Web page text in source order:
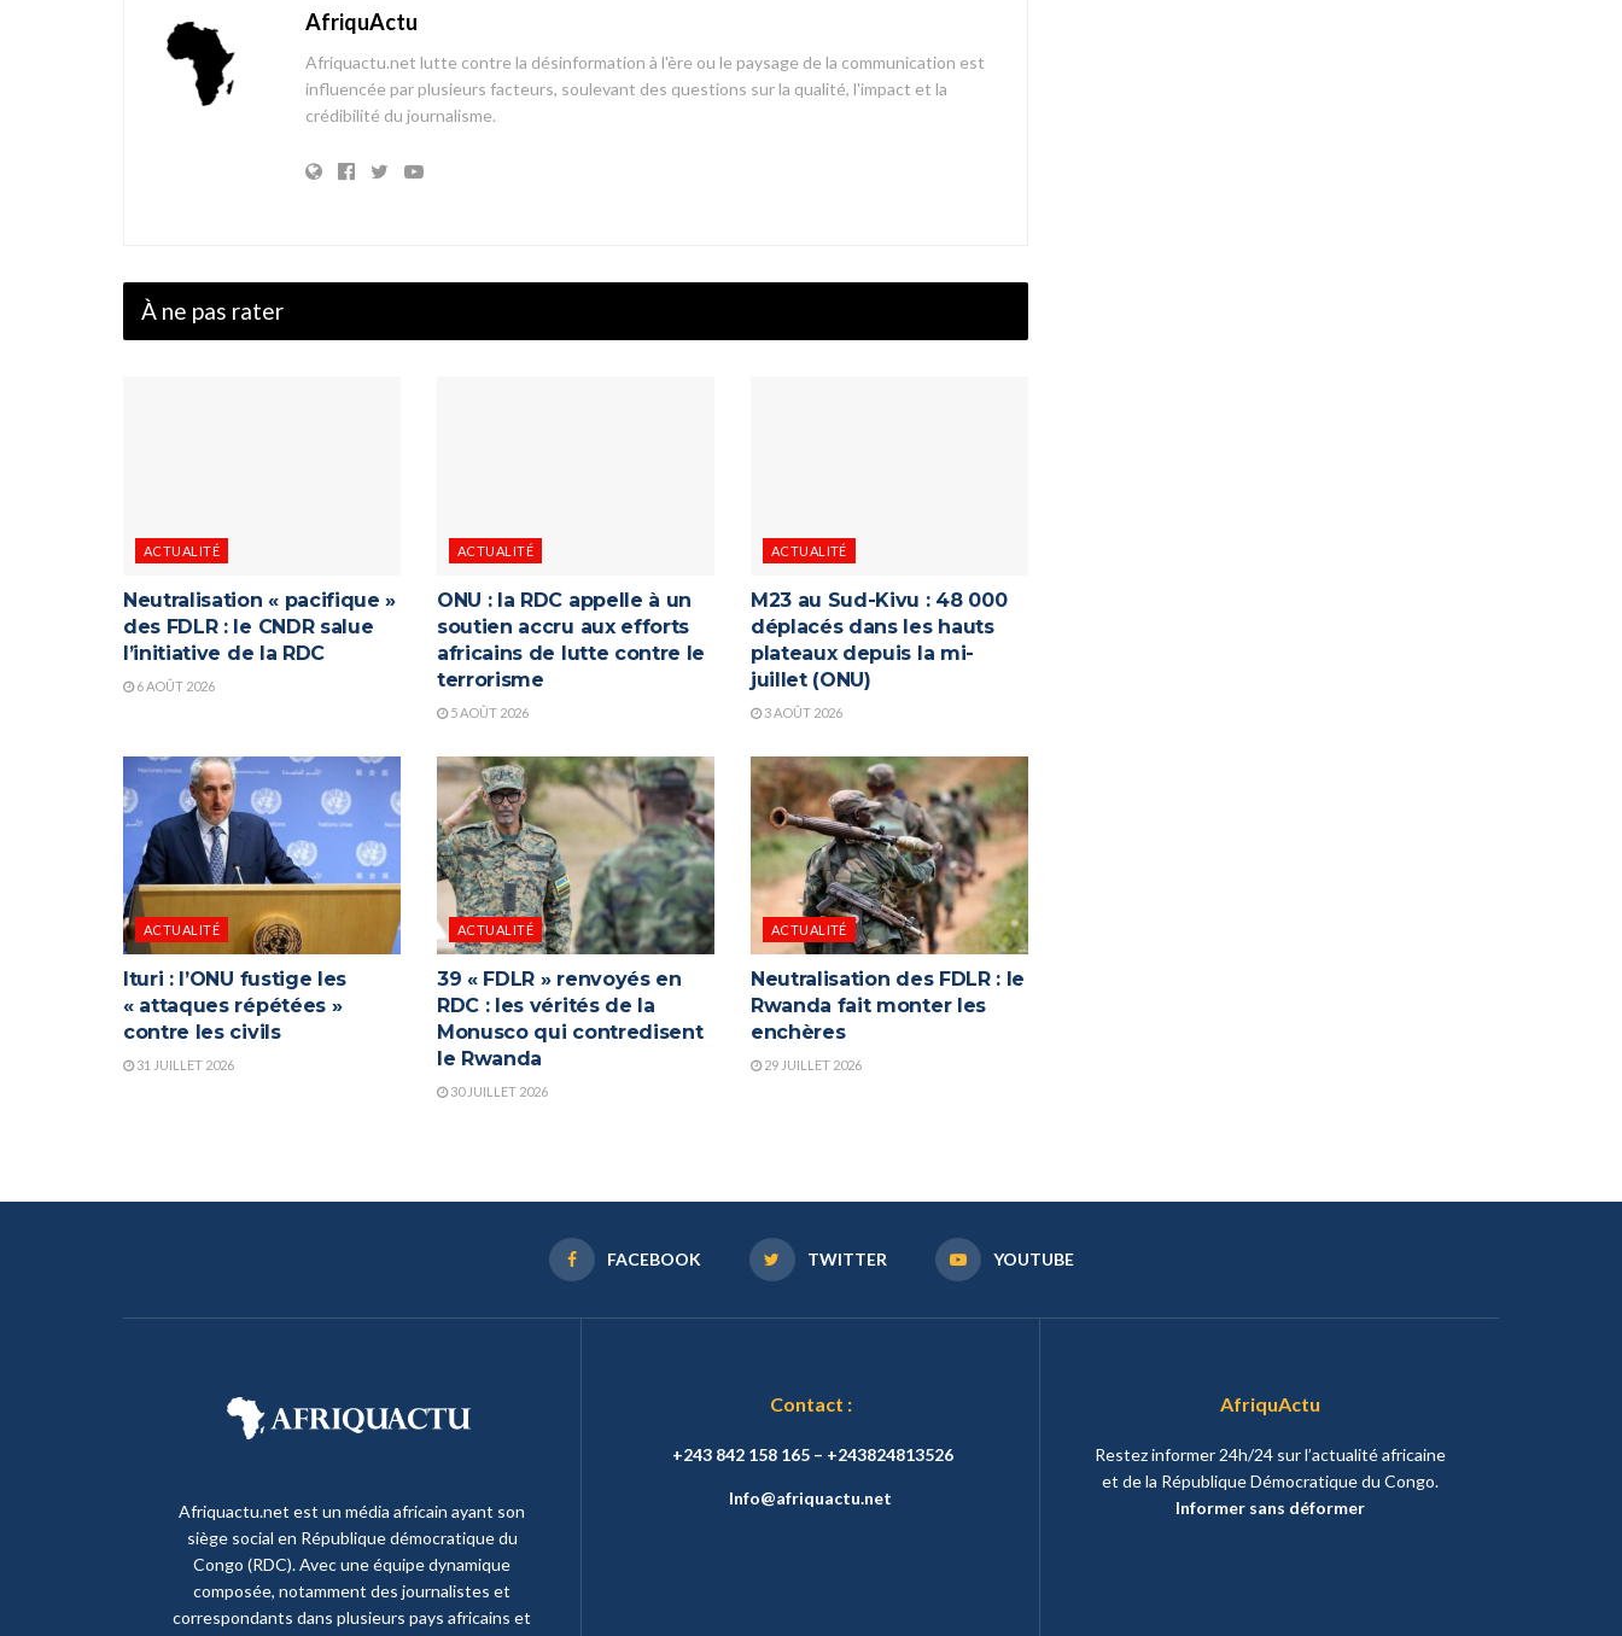
AfriquActu
Afriquactu.net lutte contre la désinformation à l'ère ou le paysage de la communication est
influencée par plusieurs facteurs, soulevant des questions sur la qualité, l'impact et la
crédibilité du journalisme.
À ne pas rater
ACTUALITÉ
Neutralisation « pacifique »
des FDLR : le CNDR salue
l’initiative de la RDC
6 AOÛT 2026
ACTUALITÉ
ONU : la RDC appelle à un
soutien accru aux efforts
africains de lutte contre le
terrorisme
5 AOÛT 2026
ACTUALITÉ
M23 au Sud-Kivu : 48 000
déplacés dans les hauts
plateaux depuis la mi-
juillet (ONU)
3 AOÛT 2026
ACTUALITÉ
Ituri : l’ONU fustige les
« attaques répétées »
contre les civils
31 JUILLET 2026
ACTUALITÉ
39 « FDLR » renvoyés en
RDC : les vérités de la
Monusco qui contredisent
le Rwanda
30 JUILLET 2026
ACTUALITÉ
Neutralisation des FDLR : le
Rwanda fait monter les
enchères
29 JUILLET 2026
FACEBOOK TWITTER YOUTUBE
Afriquactu.net est un média africain ayant son
siège social en République démocratique du
Congo (RDC). Avec une équipe dynamique
composée, notamment des journalistes et
correspondants dans plusieurs pays africains et
Contact :
+243 842 158 165 – +243824813526
Info@afriquactu.net
AfriquActu
Restez informer 24h/24 sur l’actualité africaine
et de la République Démocratique du Congo.
Informer sans déformer